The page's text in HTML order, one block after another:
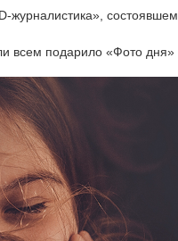
всем подарило «Фото дня»